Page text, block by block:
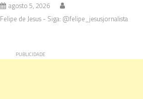
agosto 5, 2026
Felipe de Jesus - Siga: @felipe_jesusjornalista